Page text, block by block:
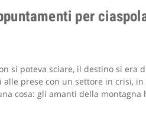
per
si poteva sciare, il destino si era
prese con un settore in crisi, in
cosa: gli amanti della montagna